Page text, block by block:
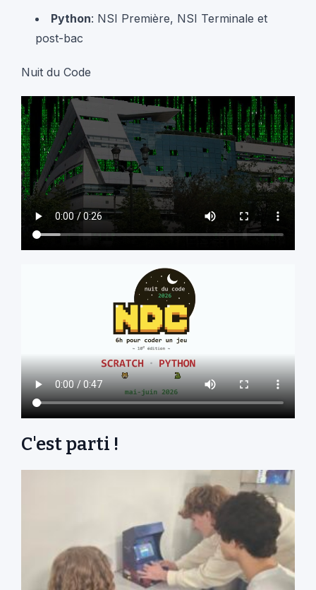
Python: NSI Première, NSI Terminale et
post-bac
Nuit du Code
C'est parti !